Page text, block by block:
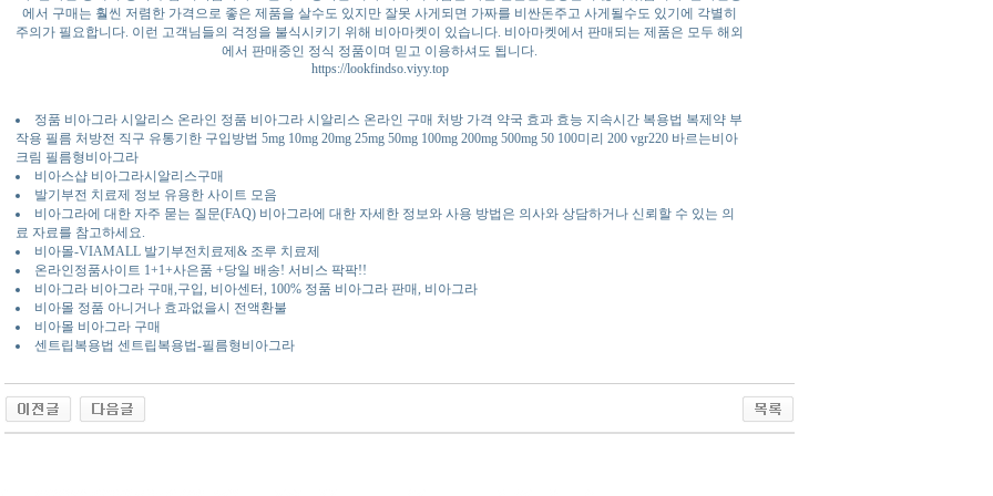
에서 구매는 훨씬 저렴한 가격으로 좋은 제품을 살수도 있지만 잘못 사게되면 가짜를 비싼돈주고 사게될수도 있기에 각별히
주의가 필요합니다. 이런 고객님들의 걱정을 불식시키기 위해 비아마켓이 있습니다. 비아마켓에서 판매되는 제품은 모두 해외
에서 판매중인 정식 정품이며 믿고 이용하셔도 됩니다.
https://lookfindso.viyy.top
정품 비아그라 시알리스 온라인 정품 비아그라 시알리스 온라인 구매 처방 가격 약국 효과 효능 지속시간 복용법 복제약 부
작용 필름 처방전 직구 유통기한 구입방법 5mg 10mg 20mg 25mg 50mg 100mg 200mg 500mg 50 100미리 200 vgr220 바르는비아
크림 필름형비아그라
비아스샵 비아그라시알리스구매
발기부전 치료제 정보 유용한 사이트 모음
비아그라에 대한 자주 묻는 질문(FAQ) 비아그라에 대한 자세한 정보와 사용 방법은 의사와 상담하거나 신뢰할 수 있는 의
료 자료를 참고하세요.
비아몰-VIAMALL 발기부전치료제& 조루 치료제
온라인정품사이트 1+1+사은품 +당일 배송! 서비스 팍팍!!
비아그라 비아그라 구매,구입, 비아센터, 100% 정품 비아그라 판매, 비아그라
비아몰 정품 아니거나 효과없을시 전액환불
비아몰 비아그라 구매
센트립복용법 센트립복용법-필름형비아그라